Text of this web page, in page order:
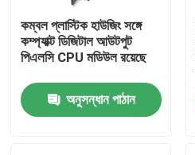
কম্বল প্লাস্টিক হাউজিং সঙ্গে
কম্প্যাক্ট ডিজিটাল আউটপুট
পিএলসি CPU মডিউল রয়েছে
অনুসন্ধান পাঠান